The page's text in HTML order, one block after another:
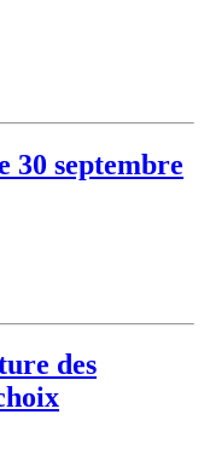
30 septembre
des